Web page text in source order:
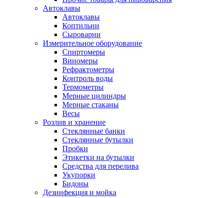
Автоклавы
Автоклавы
Коптильни
Сыроварни
Измерительное оборудование
Спиртомеры
Виномеры
Рефрактометры
Контроль воды
Термометры
Мерные цилиндры
Мерные стаканы
Весы
Розлив и хранение
Стеклянные банки
Стеклянные бутылки
Пробки
Этикетки на бутылки
Средства для перелива
Укупорки
Бидоны
Дезинфекция и мойка